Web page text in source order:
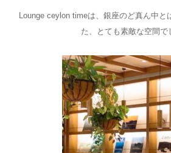
Lounge ceylon timeは、銀座のど真ん中と
た、とても素敵な空間で